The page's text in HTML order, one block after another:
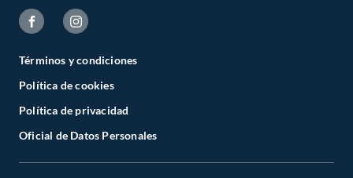
Términos y condiciones
Política de cookies
Política de privacidad
Oficial de Datos Personales